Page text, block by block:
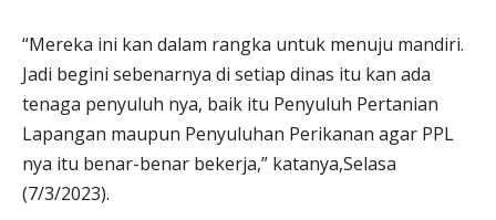
“Mereka ini kan dalam rangka untuk menuju mandiri.
Jadi begini sebenarnya di setiap dinas itu kan ada
tenaga penyuluh nya, baik itu Penyuluh Pertanian
Lapangan maupun Penyuluhan Perikanan agar PPL
nya itu benar-benar bekerja,” katanya,Selasa
(7/3/2023).